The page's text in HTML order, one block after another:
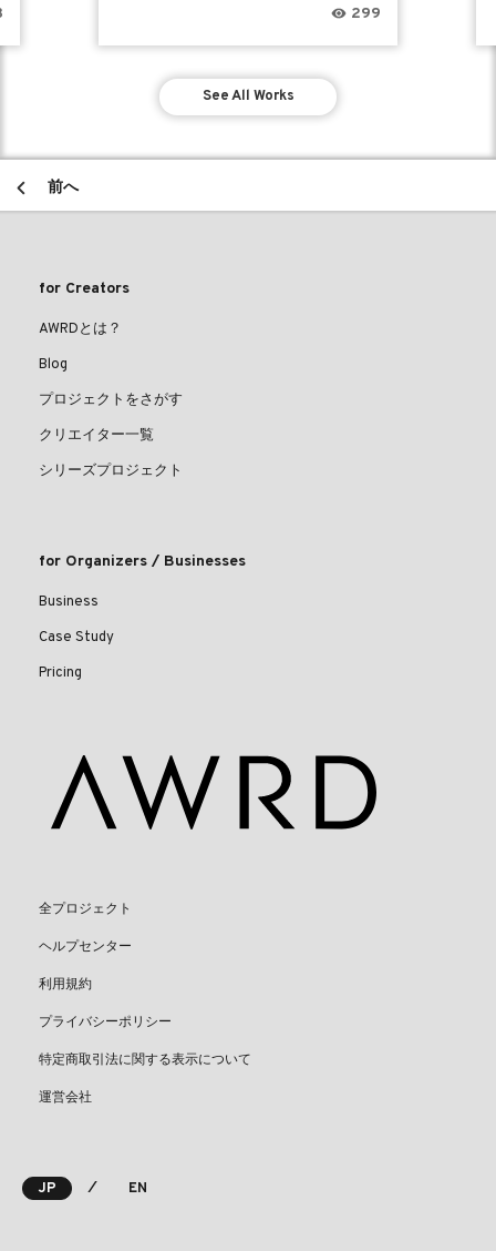
299
See All Works
前へ
for Creators
AWRDとは？
Blog
プロジェクトをさがす
クリエイター一覧
シリーズプロジェクト
for Organizers / Businesses
Business
Case Study
Pricing
全プロジェクト
ヘルプセンター
利用規約
プライバシーポリシー
特定商取引法に関する表示について
運営会社
JP ⁄ EN